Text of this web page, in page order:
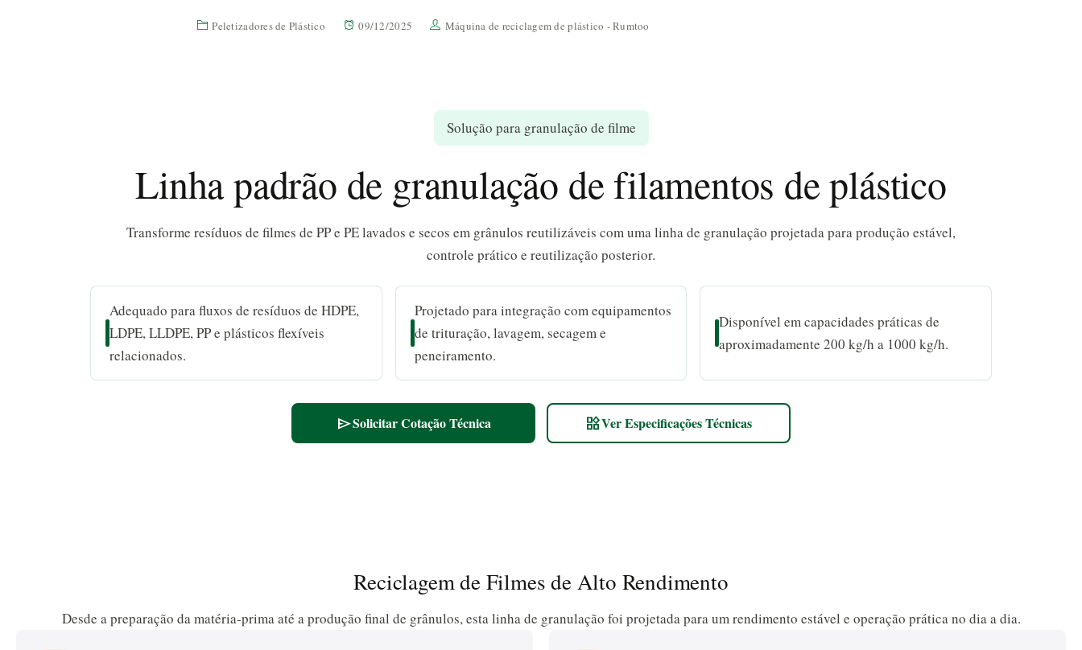
Peletizadores de Plástico 09/12/2025 Máquina de reciclagem de plástico - Rumtoo
Solução para granulação de filme
Linha padrão de granulação de filamentos de plástico
Transforme resíduos de filmes de PP e PE lavados e secos em grânulos reutilizáveis com uma linha de granulação projetada para produção estável,
controle prático e reutilização posterior.
Adequado para fluxos de resíduos de HDPE,
LDPE, LLDPE, PP e plásticos flexíveis
relacionados.
Projetado para integração com equipamentos
de trituração, lavagem, secagem e
peneiramento.
Disponível em capacidades práticas de
aproximadamente 200 kg/h a 1000 kg/h.
sendSolicitar Cotação Técnica widgetsVer Especificações Técnicas
Reciclagem de Filmes de Alto Rendimento
Desde a preparação da matéria-prima até a produção final de grânulos, esta linha de granulação foi projetada para um rendimento estável e operação prática no dia a dia.